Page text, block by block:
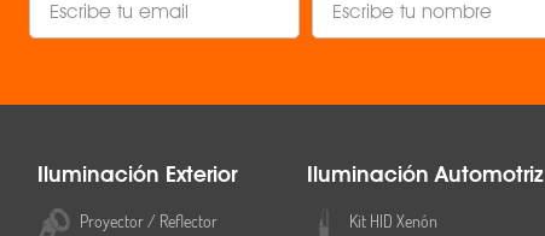
Iluminación Exterior
Proyector / Reflector
Iluminación Automotriz
Kit HID Xenón